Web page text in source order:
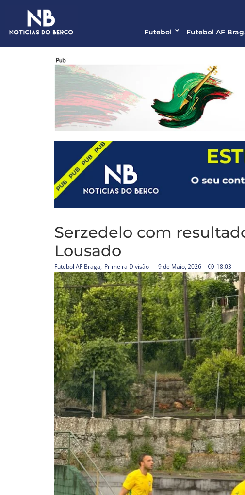
Futebol Futebol AF
Serzedelo com
Lousado
Futebol AF Braga, Primeira Divisão 9 de Maio, 2026 18:03